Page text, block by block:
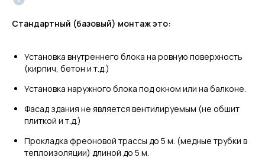
Стандартный (базовый) монтаж это:
Установка внутреннего блока на ровную поверхность
(кирпич, бетон и т.д.)
Установка наружного блока под окном или на балконе.
Фасад здания не является вентилируемым (не обшит
плиткой и т.д.)
Прокладка фреоновой трассы до 5 м. (медные трубки в
теплоизоляции) длиной до 5 м.